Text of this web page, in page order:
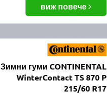
виж повече
Зимни гуми CONTINENTAL
WinterContact TS 870 P
215/60 R17